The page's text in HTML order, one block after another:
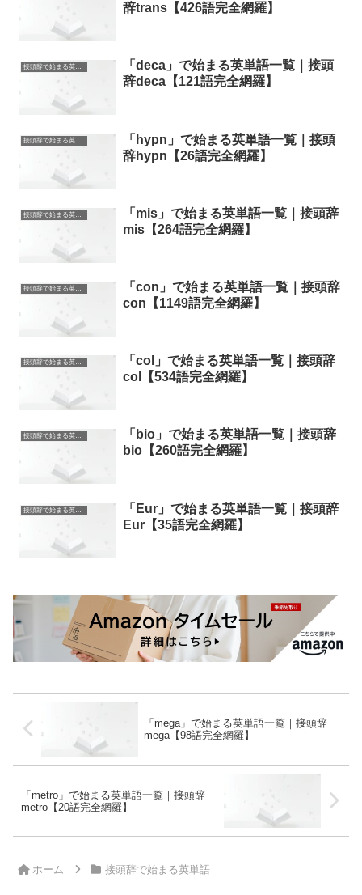
辞trans【426語完全網羅】
接頭辞で始まる英単語
「deca」で始まる英単語一覧｜接頭
辞deca【121語完全網羅】
接頭辞で始まる英単語
「hypn」で始まる英単語一覧｜接頭
辞hypn【26語完全網羅】
接頭辞で始まる英単語
「mis」で始まる英単語一覧｜接頭辞
mis【264語完全網羅】
接頭辞で始まる英単語
「con」で始まる英単語一覧｜接頭辞
con【1149語完全網羅】
接頭辞で始まる英単語
「col」で始まる英単語一覧｜接頭辞
col【534語完全網羅】
接頭辞で始まる英単語
「bio」で始まる英単語一覧｜接頭辞
bio【260語完全網羅】
接頭辞で始まる英単語
「Eur」で始まる英単語一覧｜接頭辞
Eur【35語完全網羅】
「mega」で始まる英単語一覧｜接頭辞
mega【98語完全網羅】
「metro」で始まる英単語一覧｜接頭辞
metro【20語完全網羅】
ホーム 接頭辞で始まる英単語